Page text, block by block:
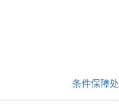
条件保障处